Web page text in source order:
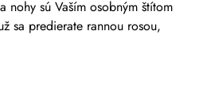
nohy sú Vaším osobným štítom
sa predierate rannou rosou,